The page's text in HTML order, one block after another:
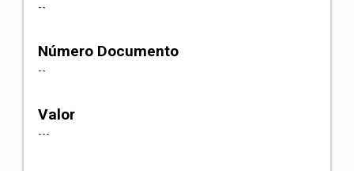
--
Número Documento
--
Valor
---